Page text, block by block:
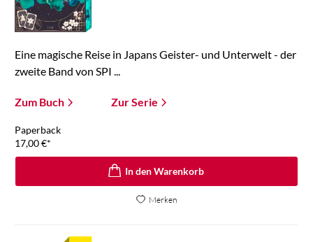
Eine magische Reise in Japans Geister- und Unterwelt - der
zweite Band von SPI ...
Zum Buch Zur Serie
Paperback
17,00€*
In den Warenkorb
Merken